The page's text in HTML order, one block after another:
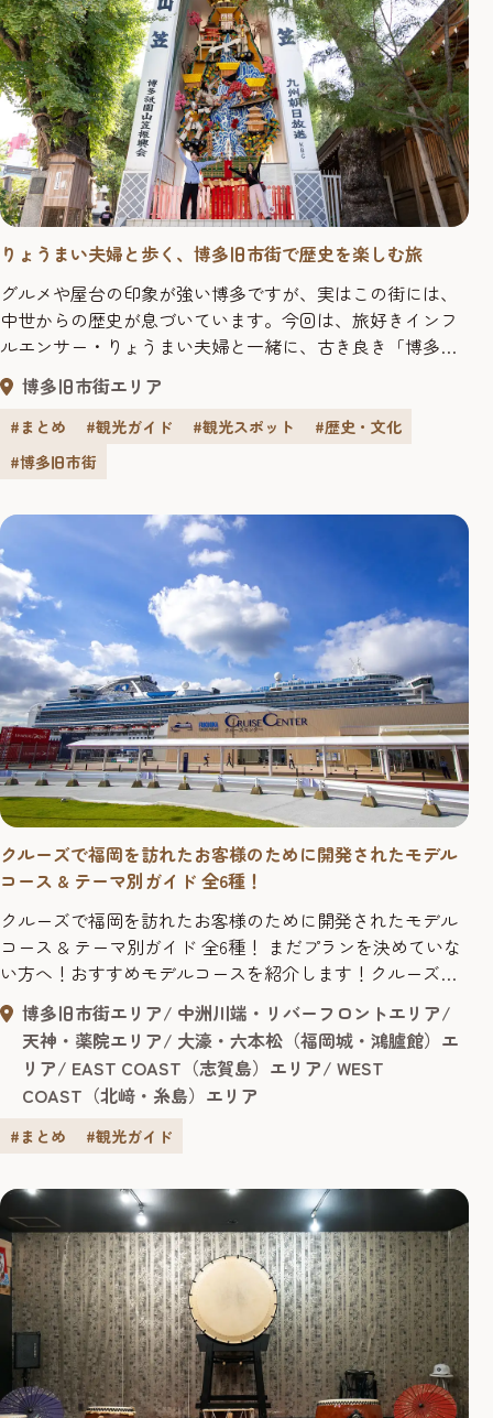
りょうまい夫婦と歩く、博多旧市街で歴史を楽しむ旅
グルメや屋台の印象が強い博多ですが、実はこの街には、
中世からの歴史が息づいています。今回は、旅好きインフ
ルエンサー・りょうまい夫婦と一緒に、古き良き「博多旧
市街」をめぐり、歴史と文化の奥深さを体感してきまし
た。博多駅から程近く、気軽に立ち寄れる、歴史スポット
の数々をご紹介します。 >>りょうまい夫婦さんの旅行記は
こちら
博多旧市街エリア
#まとめ #観光ガイド #観光スポット
#歴史・文化
#博多旧市街
クルーズで福岡を訪れたお客様のために開発されたモデル
コース & テーマ別ガイド 全6種！
クルーズで福岡を訪れたお客様のために開発されたモデル
コース & テーマ別ガイド 全6種！ まだプランを決めていな
い方へ！おすすめモデルコースを紹介します！クルーズ以
外の方もぜひご活用ください！
博多旧市街エリア
中洲川端・リバーフロントエリア
天神・薬院エリア
大濠・六本松（福岡城・鴻臚館）エ
リア
EAST COAST（志賀島）エリア
WEST
COAST（北﨑・糸島）エリア
#まとめ #観光ガイド